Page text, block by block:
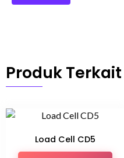
Produk Terkait
Load Cell CD5